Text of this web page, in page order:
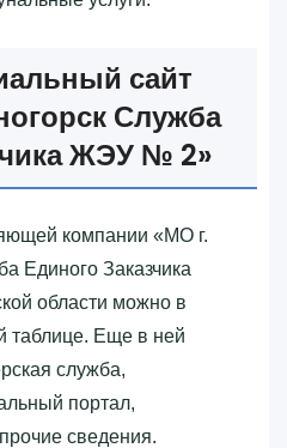
сайт
Служба
ЖЭУ № 2»‎
компании «‎МО г.
Единого Заказчика
области можно в
таблице. Еще в ней
служба,
портал,
сведения.